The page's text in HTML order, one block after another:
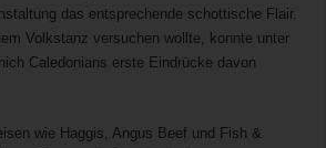
das entsprechende schottische Flair.
Volkstanz versuchen wollte, konnte unter
Caledonians erste Eindrücke davon
wie Haggis, Angus Beef und Fish &